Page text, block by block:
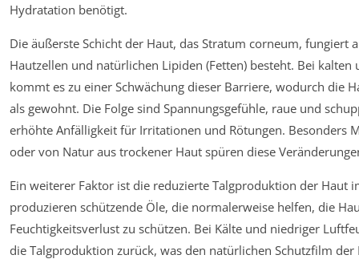
Hydratation benötigt.
Die äußerste Schicht der Haut, das Stratum corneum, fungiert
Hautzellen und natürlichen Lipiden (Fetten) besteht. Bei
kommt es zu einer Schwächung dieser Barriere, wodurch die
als gewohnt. Die Folge sind Spannungsgefühle, raue und
erhöhte Anfälligkeit für Irritationen und Rötungen. Besonders
oder von Natur aus trockener Haut spüren diese
Ein weiterer Faktor ist die reduzierte Talgproduktion der Haut
produzieren schützende Öle, die normalerweise helfen, die
Feuchtigkeitsverlust zu schützen. Bei Kälte und niedriger
die Talgproduktion zurück, was den natürlichen Schutzfilm